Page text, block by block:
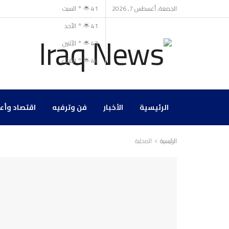
الجمعة, أغسطس 7, 2026 41
° السبت
41
° الأحد
43
° الأثنين
44
°الثلاثاء
الرئيسية الأخبار فن وترفيه اقتصاد
الرئيسية المحلية